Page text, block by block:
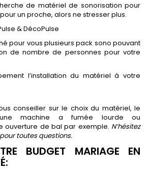
de matériel de sonorisation pour
un proche, alors ne stresser plus.
& DécoPulse
pour vous plusieurs pack sono pouvant
de nombre de personnes pour votre
l’installation du matériel à votre
conseiller sur le choix du matériel, le
une machine a fumée lourde ou
ouverture de bal par exemple. N’hésitez
toutes questions.
BUDGET MARIAGE EN